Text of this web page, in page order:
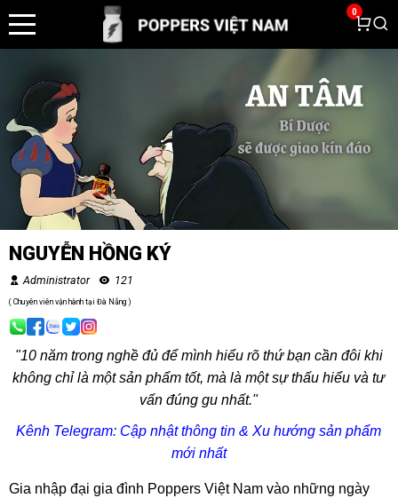
0
NGUYỄN HỒNG KÝ
Administrator 121
( Chuyên viên vận hành tại Đà Nẵng )
"10 năm trong nghề đủ để mình hiểu rõ thứ bạn cần đôi khi
không chỉ là một sản phẩm tốt, mà là một sự thấu hiểu và tư
vấn đúng gu nhất."
Kênh Telegram: Cập nhật thông tin & Xu hướng sản phẩm
mới nhất
Gia nhập đại gia đình Poppers Việt Nam vào những ngày